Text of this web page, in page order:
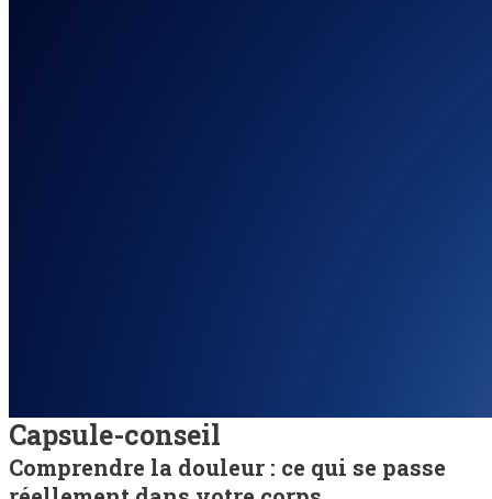
Capsule-conseil
Comprendre la douleur : ce qui se passe